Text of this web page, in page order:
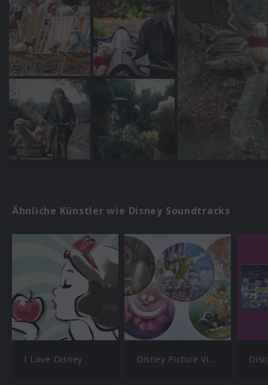
Ähnliche Künstler wie Disney Soundtracks
I Love Disney Disney Picture Vinyl